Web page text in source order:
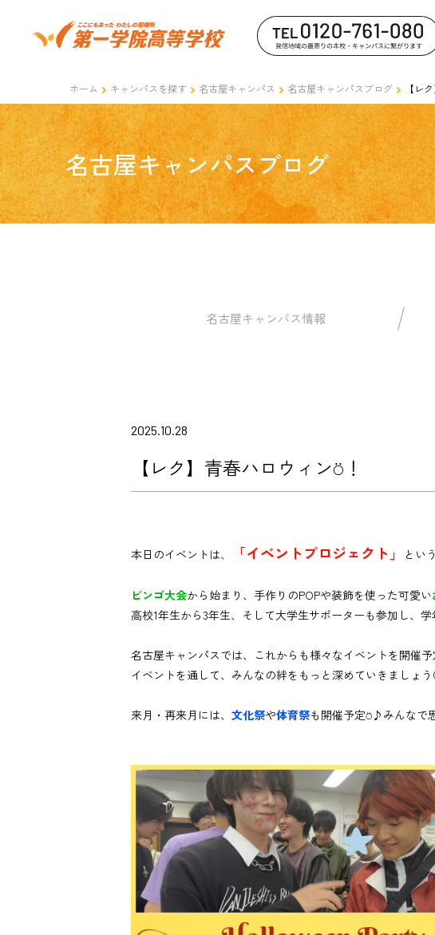
ホーム キャンパスを探す 名古屋キャンパス 名古屋キャンパスブログ 【レ
名古屋キャンパスブログ
名古屋キャンパス情報
2025.10.28
【レク】青春ハロウィン⍥！
本日のイベントは、 「イベントプロジェクト」 とい
ビンゴ大会から始まり、手作りのPOPや装飾を使った可愛い
高校1年生から3年生、そして大学生サポーターも参加し、学
名古屋キャンパスでは、これからも様々なイベントを開催
イベントを通して、みんなの絆をもっと深めていきましょ
来月・再来月には、 文化祭や体育祭も開催予定⍥♪みんなで